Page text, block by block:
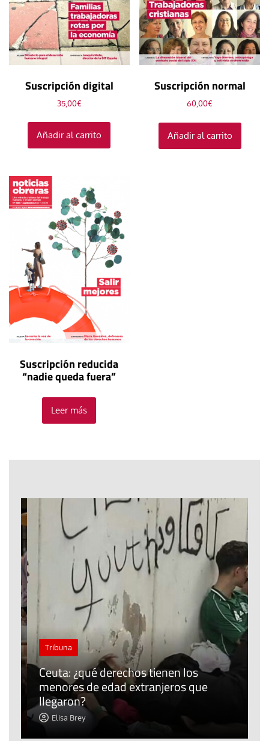
Suscripción digital
35,00€
Añadir al carrito
Suscripción normal
60,00€
Añadir al carrito
Suscripción reducida
“nadie queda fuera”
Leer más
Tribuna
Ceuta: ¿qué derechos tienen los
menores de edad extranjeros que
llegaron?
Elisa Brey